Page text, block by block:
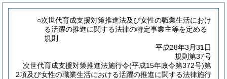
○次世代育成支援対策推進法及び女性の職業生活におけ
る活躍の推進に関する法律の特定事業主等を定める
規則
平成28年3月31日
規則第37号
次世代育成支援対策推進法施行令(平成15年政令第372号)第
2項及び女性の職業生活における活躍の推進に関する法律施行